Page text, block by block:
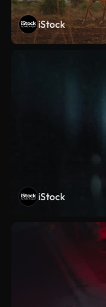
iStock
iStock